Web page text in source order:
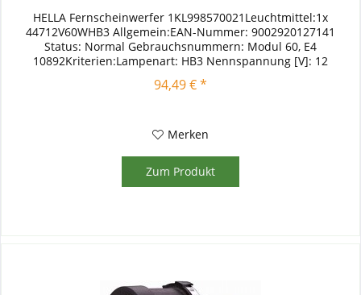
HELLA Fernscheinwerfer 1KL998570021Leuchtmittel:1x
44712V60WHB3 Allgemein:EAN-Nummer: 9002920127141
Status: Normal Gebrauchsnummern: Modul 60, E4
10892Kriterien:Lampenart: HB3 Nennspannung [V]: 12
Ergänzungsartikel / Ergänzende Info: mit...
94,49 € *
Merken
Zum Produkt